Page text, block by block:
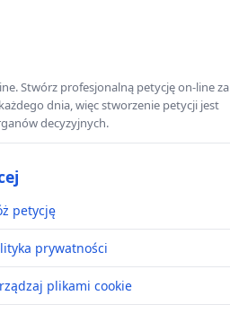
Stwórz profesjonalną petycję on-line za
dnia, więc stworzenie petycji jest
decyzyjnych.
petycję
prywatności
plikami cookie